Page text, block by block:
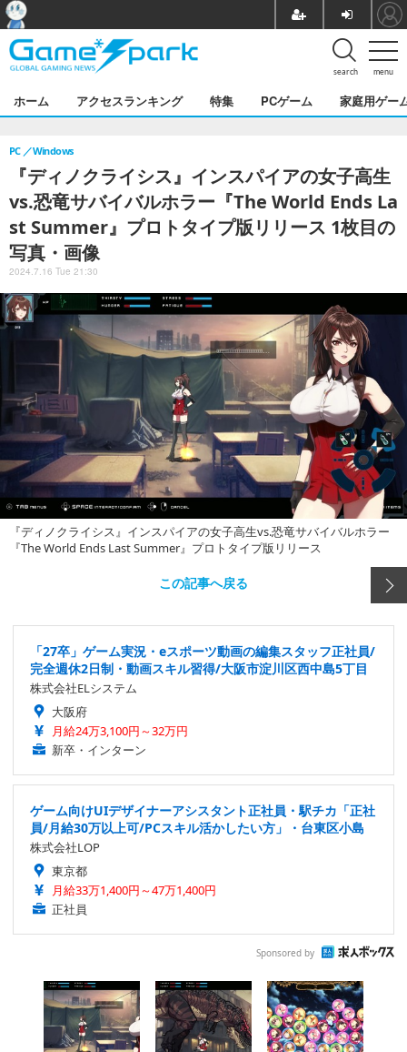
menu
search
ホーム アクセスランキング 特集 PCゲーム 家庭用ゲー
『ディノクライシス』インスパイアの女子高生
vs.恐竜サバイバルホラー『The World Ends La
st Summer』プロトタイプ版リリース 1枚目の
写真・画像
PC Windows
2024.7.16 Tue 21:30
『ディノクライシス』インスパイアの女子高生vs.恐竜サバイバルホラー
『The World Ends Last Summer』プロトタイプ版リリース
この記事へ戻る
「27卒」ゲーム実況・eスポーツ動画の編集スタッフ正社員/
完全週休2日制・動画スキル習得/大阪市淀川区西中島5丁目
株式会社ELシステム
大阪府
月給24万3,100円～32万円
新卒・インターン
ゲーム向けUIデザイナーアシスタント正社員・駅チカ「正社
員/月給30万以上可/PCスキル活かしたい方」・台東区小島
株式会社LOP
東京都
月給33万1,400円～47万1,400円
正社員
Sponsored by